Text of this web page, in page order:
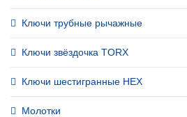
Ключи трубные рычажные
Ключи звёздочка TORX
Ключи шестигранные HEX
Молотки